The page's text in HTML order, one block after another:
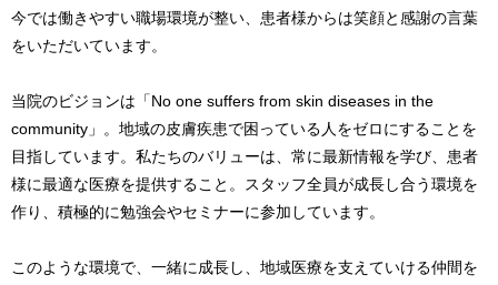
今では働きやすい職場環境が整い、患者様からは笑顔と感謝の言葉
をいただいています。
当院のビジョンは「No one suffers from skin diseases in the
community」。地域の皮膚疾患で困っている人をゼロにすることを
目指しています。私たちのバリューは、常に最新情報を学び、患者
様に最適な医療を提供すること。スタッフ全員が成長し合う環境を
作り、積極的に勉強会やセミナーに参加しています。
このような環境で、一緒に成長し、地域医療を支えていける仲間を